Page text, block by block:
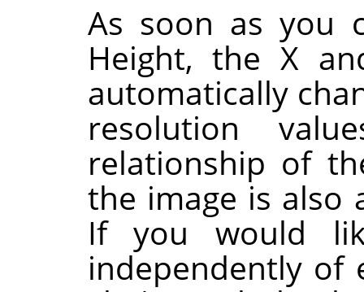
As soon as you
Height, the X
automatically
resolution
relationship of
the image is also
If you would
independently